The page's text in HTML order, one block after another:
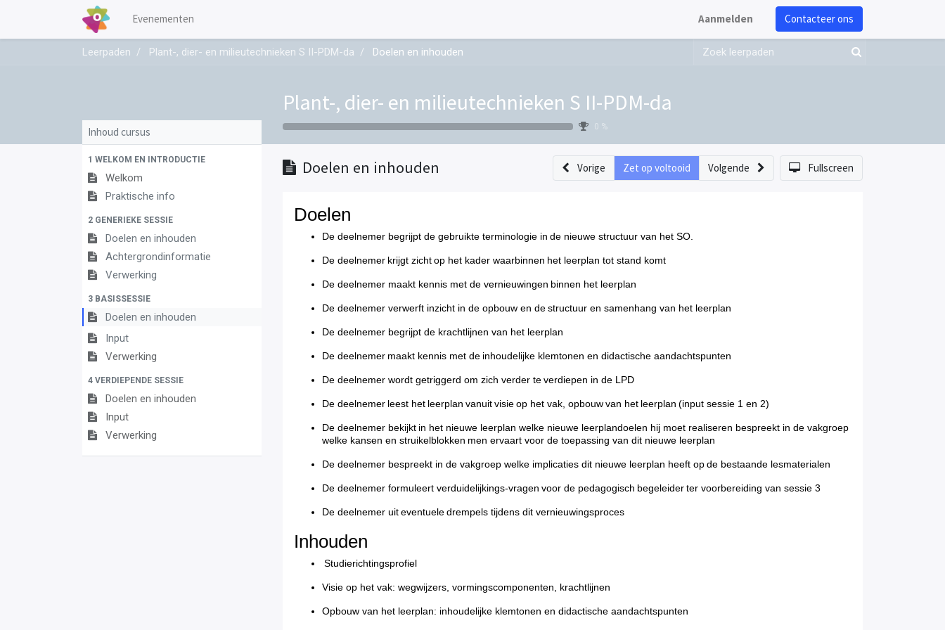
Evenementen Aanmelden Contacteer ons
Leerpaden Plant-, dier- en milieutechnieken S II-PDM-da Doelen en inhouden
Plant-, dier- en milieutechnieken S II-PDM-da
0 %
Inhoud cursus
1 WELKOM EN INTRODUCTIE
Welkom
Praktische info
2 GENERIEKE SESSIE
Doelen en inhouden
Achtergrondinformatie
Verwerking
3 BASISSESSIE
Doelen en inhouden
Input
Verwerking
4 VERDIEPENDE SESSIE
Doelen en inhouden
Input
Verwerking
Doelen en inhouden Vorige Zet op voltooid Volgende Fullscreen
Doelen
De deelnemer begrijpt de gebruikte terminologie in de nieuwe structuur van het SO.
De deelnemer krijgt zicht op het kader waarbinnen het leerplan tot stand komt
De deelnemer maakt kennis met de vernieuwingen binnen het leerplan
De deelnemer verwerft inzicht in de opbouw en de structuur en samenhang van het leerplan
De deelnemer begrijpt de krachtlijnen van het leerplan
De deelnemer maakt kennis met de inhoudelijke klemtonen en didactische aandachtspunten
De deelnemer wordt getriggerd om zich verder te verdiepen in de LPD
De deelnemer leest het leerplan vanuit visieop het vak, opbouw van het leerplan (input sessie 1 en 2)
De deelnemer bekijkt in het nieuwe leerplan welke nieuwe leerplandoelen hij moet realiseren bespreekt in de vakgroep
welke kansen en struikelblokken men ervaart voor de toepassing van dit nieuwe leerplan
De deelnemer bespreekt in de vakgroep welke implicaties dit nieuwe leerplan heeft op de bestaande lesmaterialen
De deelnemer formuleert verduidelijkings-vragen voor de pedagogisch begeleider ter voorbereiding van sessie 3
De deelnemer uit eventuele drempels tijdens dit vernieuwingsproces
Inhouden
Studierichtingsprofiel
Visie op het vak: wegwijzers, vormingscomponenten, krachtlijnen
Opbouw van het leerplan: inhoudelijke klemtonen en didactische aandachtspunten